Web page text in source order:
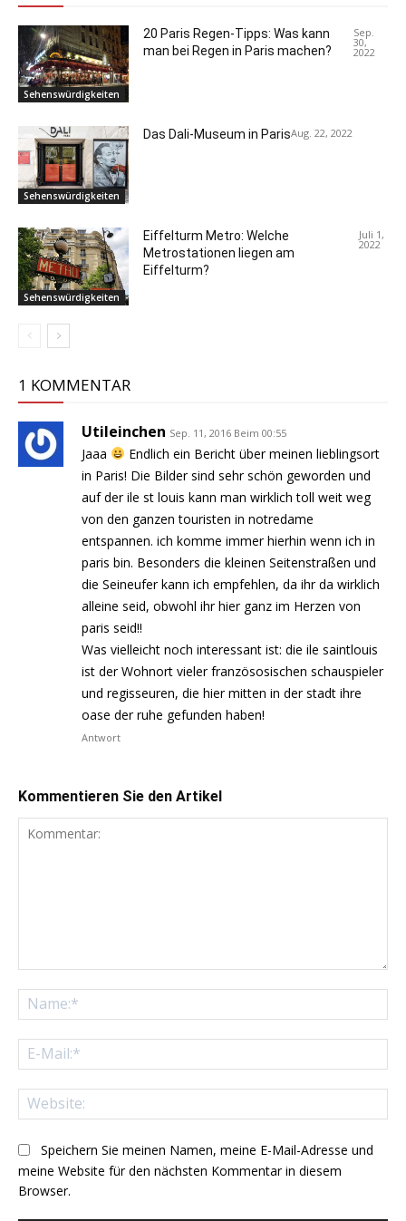
Sehenswürdigkeiten
20 Paris Regen-Tipps: Was kann
man bei Regen in Paris machen?
Sep.
30,
2022
Sehenswürdigkeiten
Das Dali-Museum in ParisAug. 22, 2022
Sehenswürdigkeiten
Eiffelturm Metro: Welche
Metrostationen liegen am
Eiffelturm?
Juli 1,
2022
1 KOMMENTAR
Utileinchen Sep. 11, 2016 Beim 00:55
Jaaa
Endlich ein Bericht über meinen lieblingsort
in Paris! Die Bilder sind sehr schön geworden und
auf der ile st louis kann man wirklich toll weit weg
von den ganzen touristen in notredame
entspannen. ich komme immer hierhin wenn ich in
paris bin. Besonders die kleinen Seitenstraßen und
die Seineufer kann ich empfehlen, da ihr da wirklich
alleine seid, obwohl ihr hier ganz im Herzen von
paris seid!!
Was vielleicht noch interessant ist: die ile saintlouis
ist der Wohnort vieler französosischen schauspieler
und regisseuren, die hier mitten in der stadt ihre
oase der ruhe gefunden haben!
Antwort
Kommentieren Sie den Artikel
Speichern Sie meinen Namen, meine E-Mail-Adresse und
meine Website für den nächsten Kommentar in diesem
Browser.